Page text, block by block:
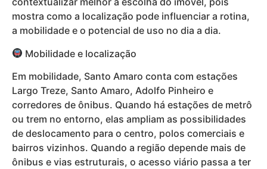
mostra como a localização pode influenciar a rotina,
a mobilidade e o potencial de uso no dia a dia.
Mobilidade e localização
Em mobilidade, Santo Amaro conta com estações
Largo Treze, Santo Amaro, Adolfo Pinheiro e
corredores de ônibus. Quando há estações de metrô
ou trem no entorno, elas ampliam as possibilidades
de deslocamento para o centro, polos comerciais e
bairros vizinhos. Quando a região depende mais de
ônibus e vias estruturais, o acesso viário passa a ter